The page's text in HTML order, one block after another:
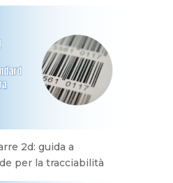
2d: guida a
per la tracciabilità